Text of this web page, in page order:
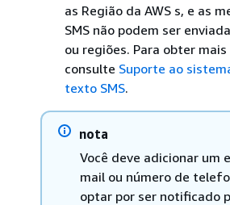
as Região da AWS s, e as
SMS não podem ser
ou regiões. Para obter
consulte Suporte ao
texto SMS.
nota
Você deve adicionar um
mail ou número de
optar por ser notificado